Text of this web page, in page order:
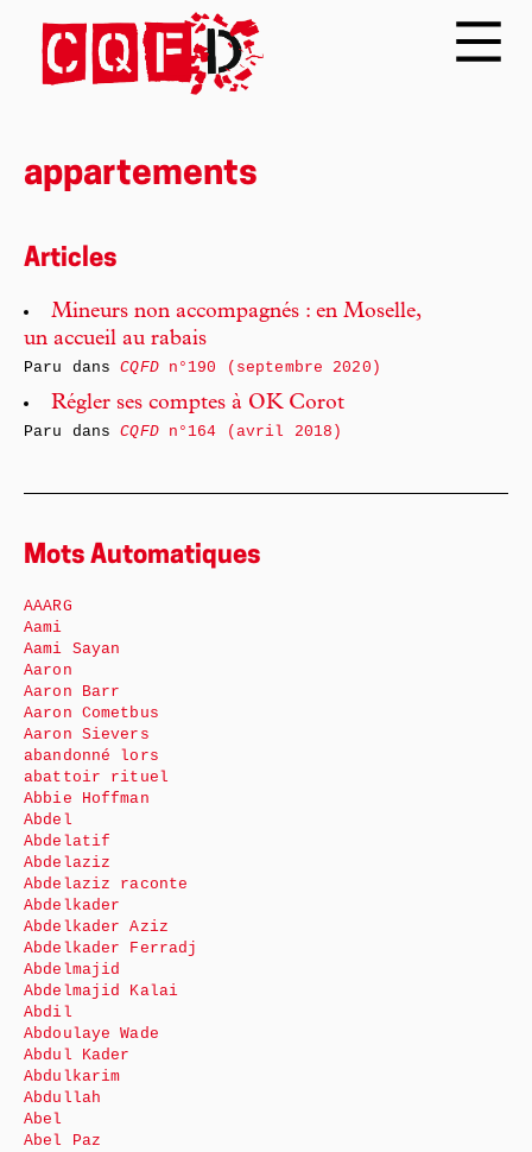
appartements
Articles
Mineurs non accompagnés : en Moselle,
un accueil au rabais
Paru dansCQFDn°190 (septembre 2020)
Régler ses comptes à OK Corot
Paru dansCQFDn°164 (avril 2018)
Mots Automatiques
AAARG
Aami
Aami Sayan
Aaron
Aaron Barr
Aaron Cometbus
Aaron Sievers
abandonné lors
abattoir rituel
Abbie Hoffman
Abdel
Abdelatif
Abdelaziz
Abdelaziz raconte
Abdelkader
Abdelkader Aziz
Abdelkader Ferradj
Abdelmajid
Abdelmajid Kalai
Abdil
Abdoulaye Wade
Abdul Kader
Abdulkarim
Abdullah
Abel
Abel Paz